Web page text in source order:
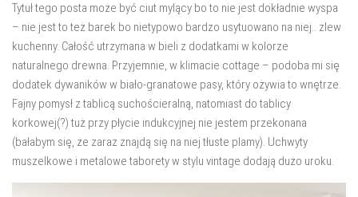
salon
Przedpokój
Balkon
Domowe biuro
zakupy
zrób to sam!
wnętrze dnia
Tytuł tego posta może być ciut mylący bo to nie jest dokładnie wyspa
– nie jest to też barek bo nietypowo bardzo usytuowano na niej.. zlew
kuchenny. Całość utrzymana w bieli z dodatkami w kolorze
naturalnego drewna. Przyjemnie, w klimacie cottage – podoba mi się
dodatek dywaników w biało-granatowe pasy, który ożywia to wnętrze.
Fajny pomysł z tablicą suchościeralną, natomiast do tablicy
korkowej(?) tuż przy płycie indukcyjnej nie jestem przekonana
(bałabym się, że zaraz znajdą się na niej tłuste plamy). Uchwyty
muszelkowe i metalowe taborety w stylu vintage dodają dużo uroku.